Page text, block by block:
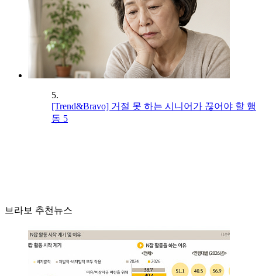
5.
[Trend&Bravo] 거절 못 하는 시니어가 끊어야 할 행
동 5
브라보 추천뉴스